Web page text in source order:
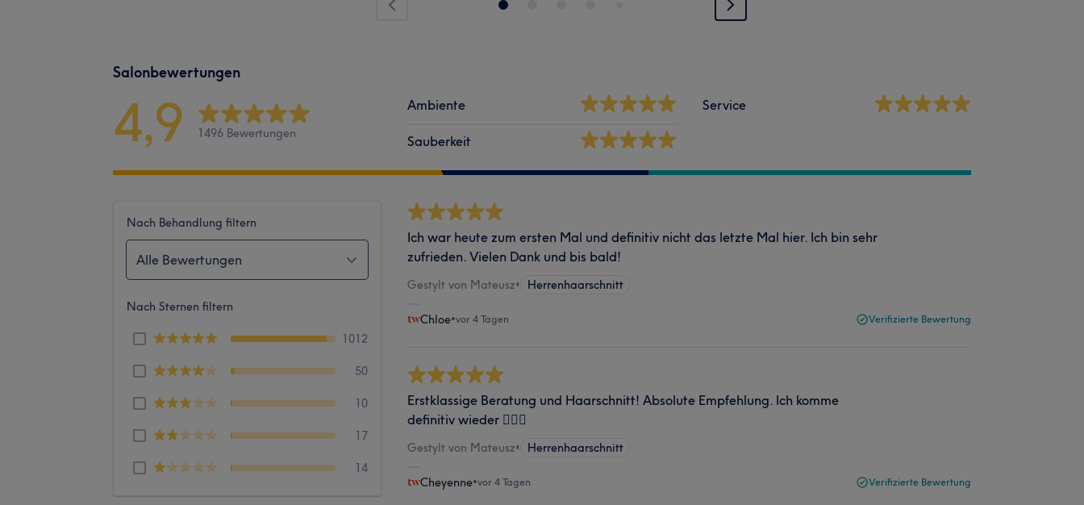
Salonbewertungen
4,9 1496 Bewertungen
Ambiente
Sauberkeit
Service
Nach Behandlung filtern
Alle Bewertungen
Nach Sternen filtern
1012
50
10
17
14
Ich war heute zum ersten Mal und definitiv nicht das letzte Mal hier. Ich bin sehr
zufrieden. Vielen Dank und bis bald!
Gestylt von Mateusz• Herrenhaarschnitt
Chloe•vor 4 Tagen Verifizierte Bewertung
Erstklassige Beratung und Haarschnitt! Absolute Empfehlung. Ich komme
definitiv wieder 💇🏼‍♀️
Gestylt von Mateusz• Herrenhaarschnitt
Cheyenne•vor 4 Tagen Verifizierte Bewertung